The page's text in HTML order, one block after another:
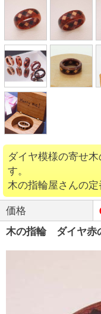
ダイヤ模様の寄せ
す。
木の指輪屋さんの定
価格
木の指輪 ダイヤ赤